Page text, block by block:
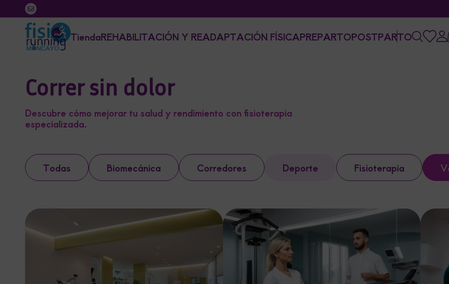
TiendaREHABILITACIÓN Y READAPTACIÓN FÍSICAPREPARTOPOSTPARTO
Correr sin dolor
Descubre cómo mejorar tu salud y rendimiento con fisioterapia
especializada.
Todas Biomecánica Corredores Deporte Fisioterapia